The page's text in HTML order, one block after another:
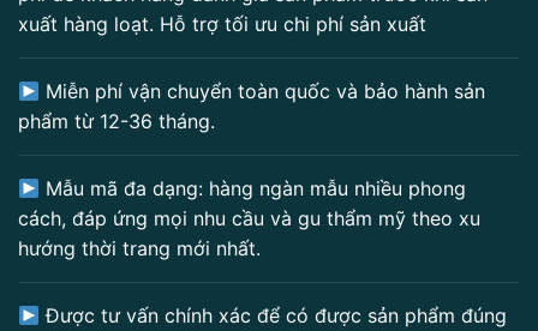
xuất hàng loạt. Hỗ trợ tối ưu chi phí sản xuất
Miễn phí vận chuyển toàn quốc và bảo hành sản
phẩm từ 12-36 tháng.
Mẫu mã đa dạng: hàng ngàn mẫu nhiều phong
cách, đáp ứng mọi nhu cầu và gu thẩm mỹ theo xu
hướng thời trang mới nhất.
Được tư vấn chính xác để có được sản phẩm đúng